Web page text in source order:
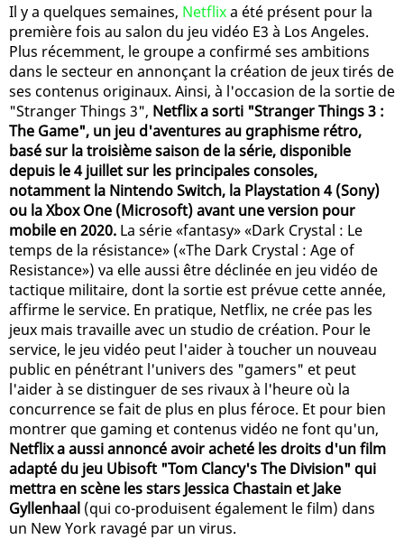
Il y a quelques semaines, Netflixa été présent pour la
première fois au salon du jeu vidéo E3 à Los Angeles.
Plus récemment, le groupe a confirmé ses ambitions
dans le secteur en annonçant la création de jeux tirés de
ses contenus originaux. Ainsi, à l'occasion de la sortie de
"Stranger Things 3", Netflix a sorti "Stranger Things 3 :
The Game", un jeu d'aventures au graphisme rétro,
basé sur la troisième saison de la série, disponible
depuis le 4 juillet sur les principales consoles,
notamment la Nintendo Switch, la Playstation 4 (Sony)
ou la Xbox One (Microsoft) avant une version pour
mobile en 2020. La série «fantasy» «Dark Crystal : Le
temps de la résistance» («The Dark Crystal : Age of
Resistance») va elle aussi être déclinée en jeu vidéo de
tactique militaire, dont la sortie est prévue cette année,
affirme le service. En pratique, Netflix, ne crée pas les
jeux mais travaille avec un studio de création. Pour le
service, le jeu vidéo peut l'aider à toucher un nouveau
public en pénétrant l'univers des "gamers" et peut
l'aider à se distinguer de ses rivaux à l'heure où la
concurrence se fait de plus en plus féroce. Et pour bien
montrer que gaming et contenus vidéo ne font qu'un,
Netflix a aussi annoncé avoir acheté les droits d'un film
adapté du jeu Ubisoft "Tom Clancy's The Division" qui
mettra en scène les stars Jessica Chastain et Jake
Gyllenhaal (qui co-produisent également le film) dans
un New York ravagé par un virus.